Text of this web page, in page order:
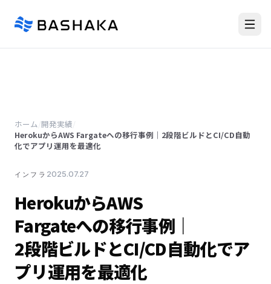
ホーム 開発実績
HerokuからAWS Fargateへの移行事例｜2段階ビルドとCI/CD自動
化でアプリ運用を最適化
インフラ 2025.07.27
HerokuからAWS
Fargateへの移行事例｜
2段階ビルドとCI/CD自動化でア
プリ運用を最適化